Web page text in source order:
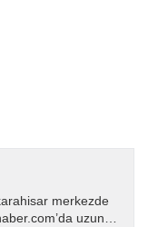
merkezde
uzun